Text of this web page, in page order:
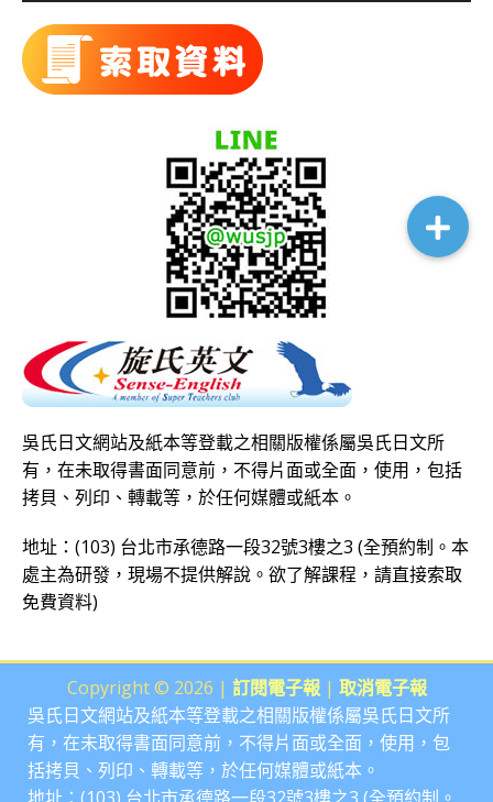
吳氏日文網站及紙本等登載之相關版權係屬吳氏日文所
有，在未取得書面同意前，不得片面或全面，使用，包括
拷貝、列印、轉載等，於任何媒體或紙本。
地址：(103) 台北市承德路一段32號3樓之3 (全預約制。本
處主為研發，現場不提供解說。欲了解課程，請直接索取
免費資料)
Copyright © 2026 | 訂閱電子報| 取消電子報
吳氏日文網站及紙本等登載之相關版權係屬吳氏日文所
有，在未取得書面同意前，不得片面或全面，使用，包
括拷貝、列印、轉載等，於任何媒體或紙本。